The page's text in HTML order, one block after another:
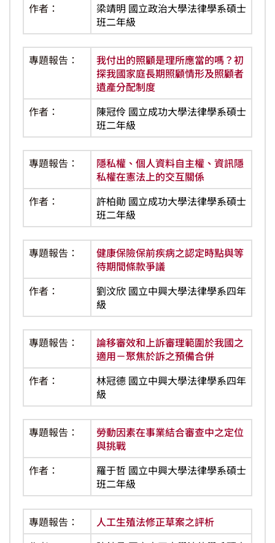
作者：
梁靖明 國立政治大學法律學系碩士
班二年級
專題報告：
我付出的照顧是理所應當的嗎？初
探我國家庭長期照顧情形及照顧者
遺產分配制度
作者：
陳冠伶 國立成功大學法律學系碩士
班二年級
專題報告：
隱私權、個人資料自主權、資訊隱
私權在憲法上的交互關係
作者：
許柏勛 國立成功大學法律學系碩士
班二年級
專題報告：
健康保險保前疾病之認定時點與等
待期間條款爭議
作者：
劉汶欣 國立中興大學法律學系四年
級
專題報告：
論移審效和上訴審理範圍於我國之
適用－聚焦於訴之預備合併
作者：
林冠德 國立中興大學法律學系四年
級
專題報告：
勞動因素在事業結合審查中之定位
與挑戰
作者：
羅于哲 國立中興大學法律學系碩士
班二年級
專題報告：
人工生殖法修正草案之評析